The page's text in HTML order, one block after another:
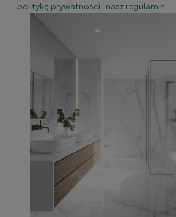
politykę prywatności i nasz regulamin.